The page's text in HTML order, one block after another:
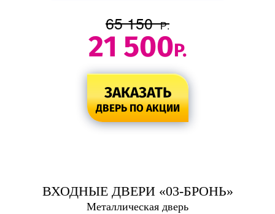
65 150 Р.
21 500Р.
ЗАКАЗАТЬ
ДВЕРЬ ПО АКЦИИ
ВХОДНЫЕ ДВЕРИ «03-БРОНЬ»
Металлическая дверь